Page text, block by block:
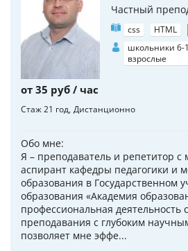
Частный
css HTML
школьники 6-
взрослые
от 35 руб / час
Стаж 21 год Дистанционно
Обо мне:
Я – преподаватель и репетитор с
аспирант кафедры педагогики и
образования в Государственном
образования «Академия
профессиональная деятельность
преподавания с глубоким
позволяет мне эффе...